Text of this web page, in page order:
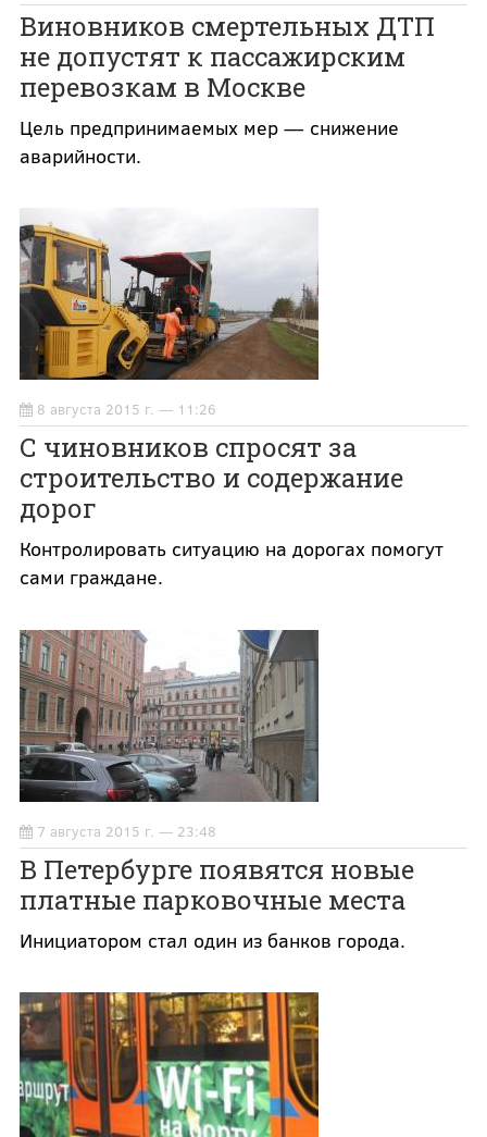
Виновников смертельных ДТП
не допустят к пассажирским
перевозкам в Москве
Цель предпринимаемых мер — снижение
аварийности.
8 августа 2015 г. — 11:26
С чиновников спросят за
строительство и содержание
дорог
Контролировать ситуацию на дорогах помогут
сами граждане.
7 августа 2015 г. — 23:48
В Петербурге появятся новые
платные парковочные места
Инициатором стал один из банков города.